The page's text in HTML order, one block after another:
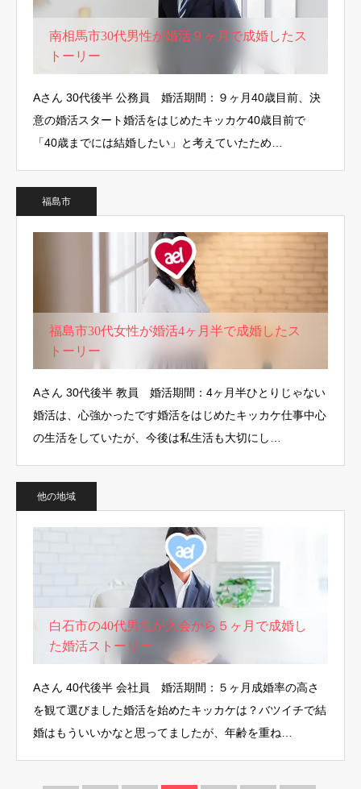
南相馬市30代男性が婚活９ヶ月で成婚したス
トーリー
Aさん 30代後半 公務員 婚活期間：９ヶ月40歳目前、決
意の婚活スタート婚活をはじめたキッカケ40歳目前で
「40歳までには結婚したい」と考えていたため…
福島市
福島市30代女性が婚活4ヶ月半で成婚したス
トーリー
Aさん 30代後半 教員 婚活期間：4ヶ月半ひとりじゃない
婚活は、心強かったです婚活をはじめたキッカケ仕事中心
の生活をしていたが、今後は私生活も大切にし…
他の地域
白石市の40代男性が入会から５ヶ月で成婚し
た婚活ストーリー
Aさん 40代後半 会社員 婚活期間：５ヶ月成婚率の高さ
を観て選びました婚活を始めたキッカケは？バツイチで結
婚はもういいかなと思ってましたが、年齢を重ね…